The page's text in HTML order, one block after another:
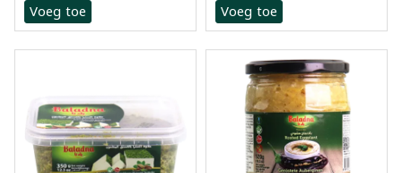
Voeg toe Voeg toe